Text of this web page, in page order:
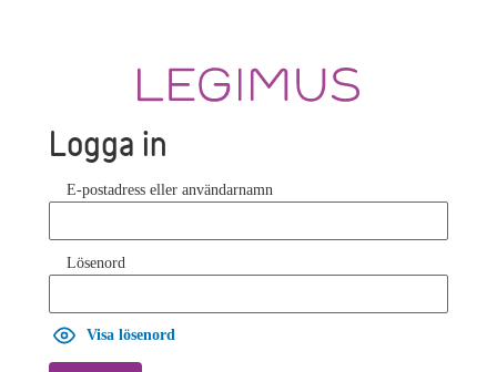
Logga in
E-postadress eller användarnamn
Lösenord
Visa lösenord